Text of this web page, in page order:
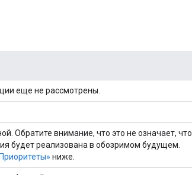
еще не рассмотрены.
Обратите внимание, что это не означает, что
будет реализована в обозримом будущем.
ниже.